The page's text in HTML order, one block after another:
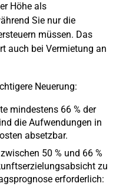
Höhe als
Sie nur die
müssen. Das
auch bei Vermietung an
Neuerung:
mindestens 66 % der
die Aufwendungen in
absetzbar.
50 % und 66 %
zu
erforderlich: